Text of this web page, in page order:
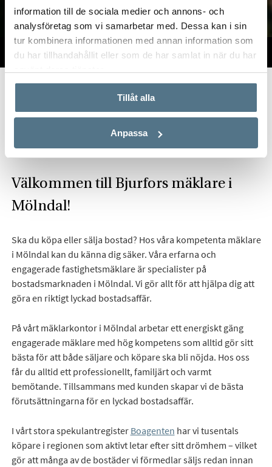
information till de sociala medier och annons- och
analysföretag som vi samarbetar med. Dessa kan i sin
tur kombinera informationen med annan information som
du har tillhandahållit eller som de har samlat in när du har
Tillåt alla
Anpassa
TILL SALU VI PÅ KONTORET VÄRDERA
Hitta mäklare i Mölndal
Välkommen till Bjurfors mäklare i
Mölndal!
Ska du köpa eller sälja bostad? Hos våra kompetenta mäklare
i Mölndal kan du känna dig säker. Våra erfarna och
engagerade fastighetsmäklare är specialister på
bostadsmarknaden i Mölndal. Vi gör allt för att hjälpa dig att
göra en riktigt lyckad bostadsaffär.
På vårt mäklarkontor i Mölndal arbetar ett energiskt gäng
engagerade mäklare med hög kompetens som alltid gör sitt
bästa för att både säljare och köpare ska bli nöjda. Hos oss
får du alltid ett professionellt, familjärt och varmt
bemötande. Tillsammans med kunden skapar vi de bästa
förutsättningarna för en lyckad bostadsaffär.
I vårt stora spekulantregister Boagenten har vi tusentals
köpare i regionen som aktivt letar efter sitt drömhem – vilket
gör att många av de bostäder vi förmedlar säljs redan innan